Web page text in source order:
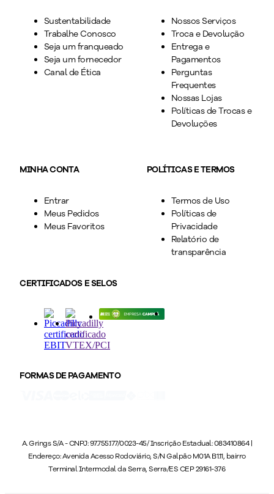
Sustentabilidade
Trabalhe Conosco
Seja um franqueado
Seja um fornecedor
Canal de Ética
Nossos Serviços
Troca e Devolução
Entrega e
Pagamentos
Perguntas
Frequentes
Nossas Lojas
Políticas de Trocas e
Devoluções
MINHA CONTA
Entrar
Meus Pedidos
Meus Favoritos
POLÍTICAS E TERMOS
Termos de Uso
Políticas de
Privacidade
Relatório de
transparência
CERTIFICADOS E SELOS
FORMAS DE PAGAMENTO
A. Grings S/A - CNPJ: 97.755.177/0023-45/ Inscrição Estadual: 083410864 |
Endereço: Avenida Acesso Rodoviário, S/N Galpão M01A B1.11, bairro
Terminal Intermodal da Serra, Serra/ES CEP 29161-376